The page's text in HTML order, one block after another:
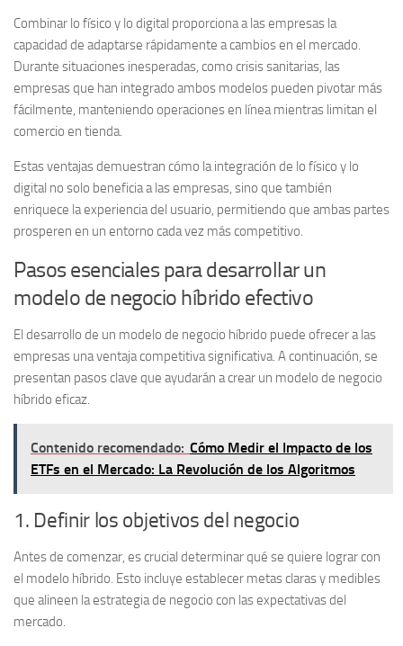
Combinar lo físico y lo digital proporciona a las empresas la
capacidad de adaptarse rápidamente a cambios en el mercado.
Durante situaciones inesperadas, como crisis sanitarias, las
empresas que han integrado ambos modelos pueden pivotar más
fácilmente, manteniendo operaciones en línea mientras limitan el
comercio en tienda.
Estas ventajas demuestran cómo la integración de lo físico y lo
digital no solo beneficia a las empresas, sino que también
enriquece la experiencia del usuario, permitiendo que ambas partes
prosperen en un entorno cada vez más competitivo.
Pasos esenciales para desarrollar un
modelo de negocio híbrido efectivo
El desarrollo de un modelo de negocio híbrido puede ofrecer a las
empresas una ventaja competitiva significativa. A continuación, se
presentan pasos clave que ayudarán a crear un modelo de negocio
híbrido eficaz.
Contenido recomendado: Cómo Medir el Impacto de los
ETFs en el Mercado: La Revolución de los Algoritmos
1. Definir los objetivos del negocio
Antes de comenzar, es crucial determinar qué se quiere lograr con
el modelo híbrido. Esto incluye establecer metas clarasy medibles
que alineen la estrategia de negocio con las expectativas del
mercado.